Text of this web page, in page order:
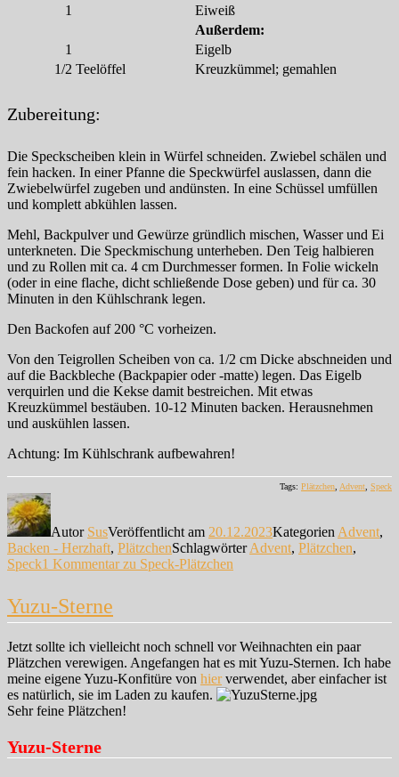
1
Eiweiß
Außerdem:
1
Eigelb
1/2 Teelöffel Kreuzkümmel; gemahlen
Zubereitung:
Die Speckscheiben klein in Würfel schneiden. Zwiebel schälen und
fein hacken. In einer Pfanne die Speckwürfel auslassen, dann die
Zwiebelwürfel zugeben und andünsten. In eine Schüssel umfüllen
und komplett abkühlen lassen.
Mehl, Backpulver und Gewürze gründlich mischen, Wasser und Ei
unterkneten. Die Speckmischung unterheben. Den Teig halbieren
und zu Rollen mit ca. 4 cm Durchmesser formen. In Folie wickeln
(oder in eine flache, dicht schließende Dose geben) und für ca. 30
Minuten in den Kühlschrank legen.
Den Backofen auf 200 °C vorheizen.
Von den Teigrollen Scheiben von ca. 1/2 cm Dicke abschneiden und
auf die Backbleche (Backpapier oder -matte) legen. Das Eigelb
verquirlen und die Kekse damit bestreichen. Mit etwas
Kreuzkümmel bestäuben. 10-12 Minuten backen. Herausnehmen
und auskühlen lassen.
Achtung: Im Kühlschrank aufbewahren!
Tags: Plätzchen Advent Speck
Autor SusVeröffentlicht am 20.12.2023Kategorien Advent,
Backen - Herzhaft, PlätzchenSchlagwörterAdvent, Plätzchen,
Speck1 Kommentarzu Speck-Plätzchen
Yuzu-Sterne
Jetzt sollte ich vielleicht noch schnell vor Weihnachten ein paar
Plätzchen verewigen. Angefangen hat es mit Yuzu-Sternen. Ich habe
meine eigene Yuzu-Konfitüre von hierverwendet, aber einfacher ist
es natürlich, sie im Laden zu kaufen.
Sehr feine Plätzchen!
Yuzu-Sterne